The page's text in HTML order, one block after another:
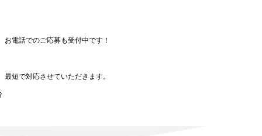
電話でのご応募も受付中です！
短で対応させていただきます。